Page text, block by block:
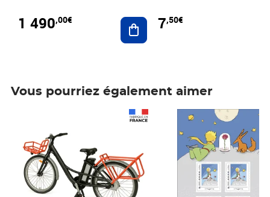
1 490,00€ Ajouter au panier
7,50€
Vous pourriez également aimer
Prix 7,50€